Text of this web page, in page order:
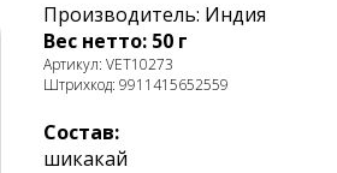
Производитель: Индия
Вес нетто: 50 г
Артикул: VET10273
Штрихкод: 9911415652559
Состав:
шикакай